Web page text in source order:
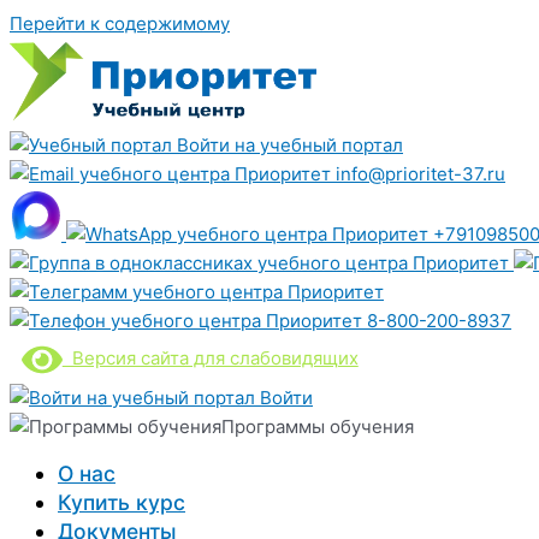
Перейти к содержимому
Войти на учебный портал
info@prioritet-37.ru
8-800-200-8937
Версия сайта для слабовидящих
Войти
Программы обучения
О нас
Купить курс
Документы